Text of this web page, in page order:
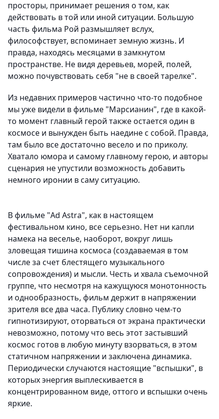
просторы, принимает решения о том, как
действовать в той или иной ситуации. Большую
часть фильма Рой размышляет вслух,
философствует, вспоминает земную жизнь. И
правда, находясь месяцами в замкнутом
пространстве. Не видя деревьев, морей, полей,
можно почувствовать себя "не в своей тарелке".
Из недавних примеров частично что-то подобное
мы уже видели в фильме "Марсианин", где в какой-
то момент главный герой также остается один в
космосе и вынужден быть наедине с собой. Правда,
там было все достаточно весело и по приколу.
Хватало юмора и самому главному герою, и авторы
сценария не упустили возможность добавить
немного иронии в саму ситуацию.
В фильме "Ad Astra", как в настоящем
фестивальном кино, все серьезно. Нет ни капли
намека на веселье, наоборот, вокруг лишь
зловещая тишина космоса (создаваемая в том
числе за счет блестящего музыкального
сопровождения) и мысли. Честь и хвала съемочной
группе, что несмотря на кажущуюся монотонность
и однообразность, фильм держит в напряжении
зрителя все два часа. Публику словно чем-то
гипнотизируют, оторваться от экрана практически
невозможно, потому что весь этот застывший
космос готов в любую минуту взорваться, в этом
статичном напряжении и заключена динамика.
Периодически случаются настоящие "вспышки", в
которых энергия выплескивается в
концентрированном виде, оттого и вспышки очень
яркие.